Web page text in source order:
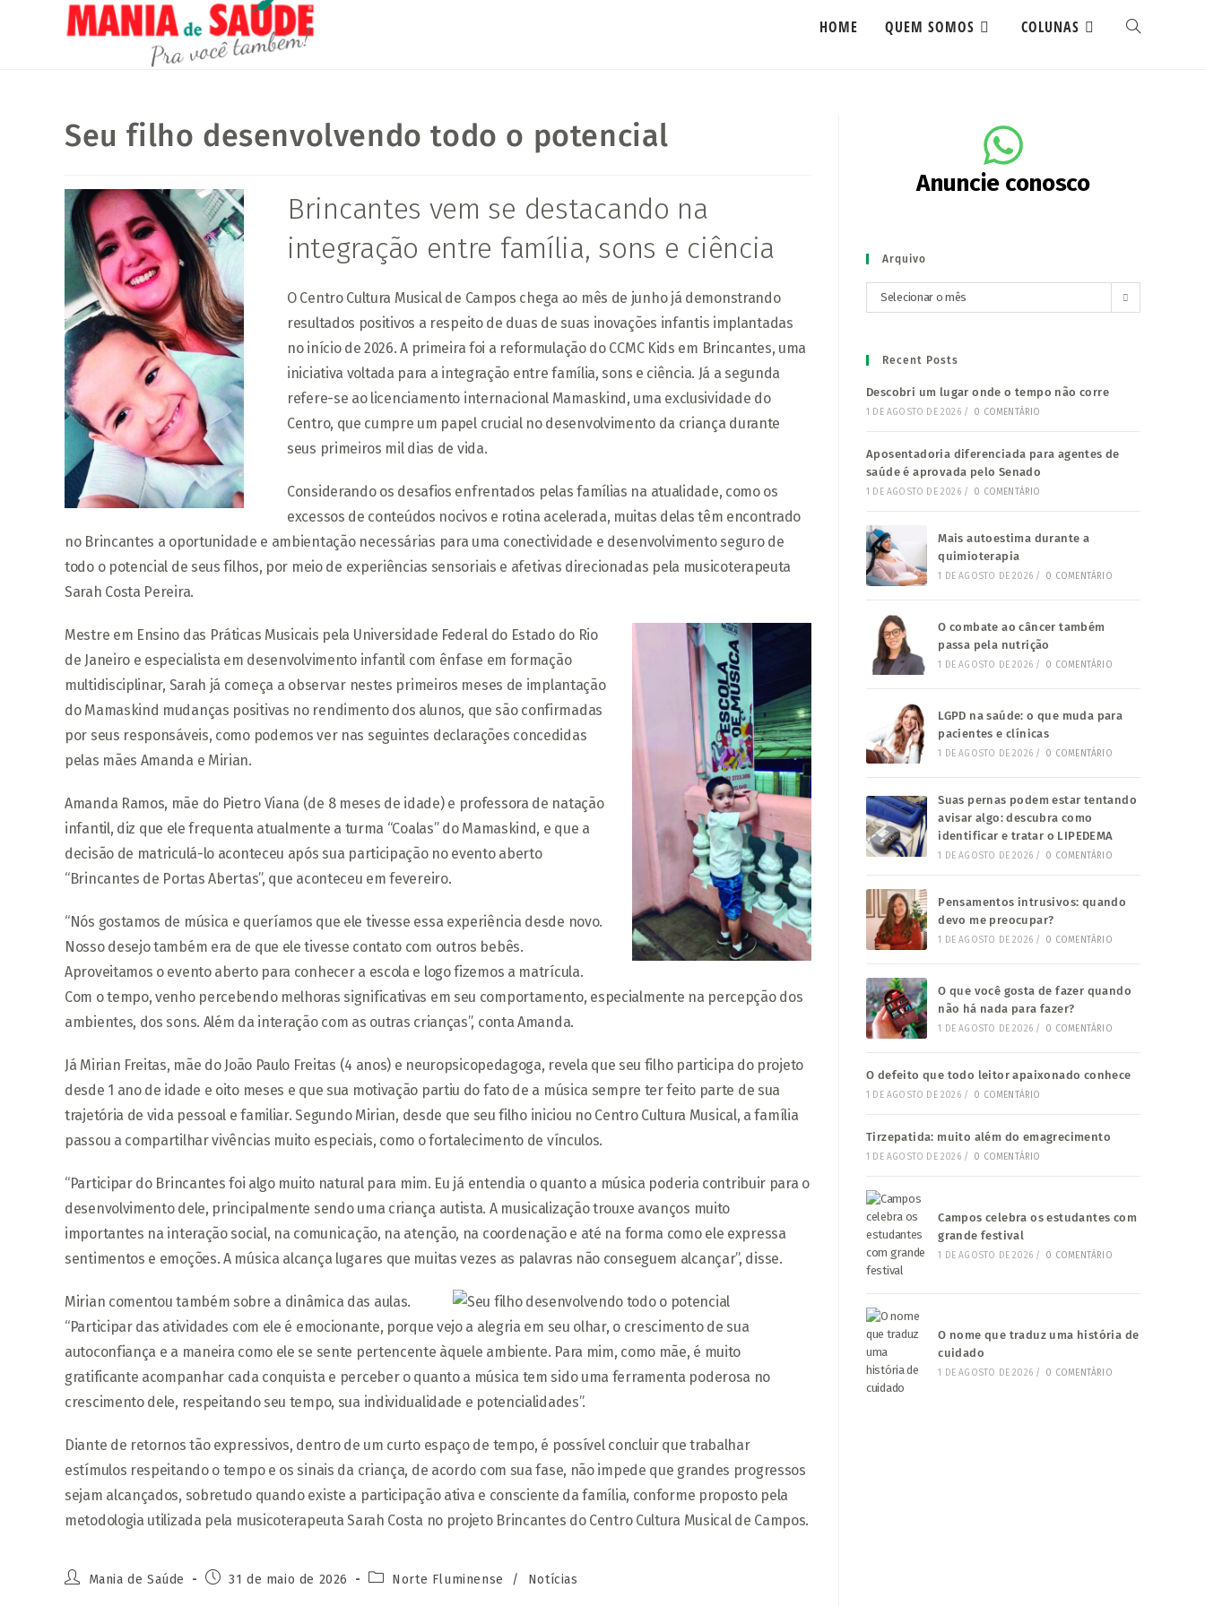
HOME QUEM SOMOS COLUNAS
Seu filho desenvolvendo todo o potencial
Brincantes vem se destacando na
integração entre família, sons e ciência
O Centro Cultura Musical de Campos chega ao mês de junho já demonstrando
resultados positivos a respeito de duas de suas inovações infantis implantadas
no início de 2026. A primeira foi a reformulação do CCMC Kids em Brincantes, uma
iniciativa voltada para a integração entre família, sons e ciência. Já a segunda
refere-se ao licenciamento internacional Mamaskind, uma exclusividade do
Centro, que cumpre um papel crucial no desenvolvimento da criança durante
seus primeiros mil dias de vida.
Considerando os desafios enfrentados pelas famílias na atualidade, como os
excessos de conteúdos nocivos e rotina acelerada, muitas delas têm encontrado
no Brincantes a oportunidade e ambientação necessárias para uma conectividade e desenvolvimento seguro de
todo o potencial de seus filhos, por meio de experiências sensoriais e afetivas direcionadas pela musicoterapeuta
Sarah Costa Pereira.
Mestre em Ensino das Práticas Musicais pela Universidade Federal do Estado do Rio
de Janeiro e especialista em desenvolvimento infantil com ênfase em formação
multidisciplinar, Sarah já começa a observar nestes primeiros meses de implantação
do Mamaskind mudanças positivas no rendimento dos alunos, que são confirmadas
por seus responsáveis, como podemos ver nas seguintes declarações concedidas
pelas mães Amanda e Mirian.
Amanda Ramos, mãe do Pietro Viana (de 8 meses de idade) e professora de natação
infantil, diz que ele frequenta atualmente a turma “Coalas” do Mamaskind, e que a
decisão de matriculá-lo aconteceu após sua participação no evento aberto
“Brincantes de Portas Abertas”, que aconteceu em fevereiro.
“Nós gostamos de música e queríamos que ele tivesse essa experiência desde novo.
Nosso desejo também era de que ele tivesse contato com outros bebês.
Aproveitamos o evento aberto para conhecer a escola e logo fizemos a matrícula.
Com o tempo, venho percebendo melhoras significativas em seu comportamento, especialmente na percepção dos
ambientes, dos sons. Além da interação com as outras crianças”, conta Amanda.
Já Mirian Freitas, mãe do João Paulo Freitas (4 anos) e neuropsicopedagoga, revela que seu filho participa do projeto
desde 1 ano de idade e oito meses e que sua motivação partiu do fato de a música sempre ter feito parte de sua
trajetória de vida pessoal e familiar. Segundo Mirian, desde que seu filho iniciou no Centro Cultura Musical, a família
passou a compartilhar vivências muito especiais, como o fortalecimento de vínculos.
“Participar do Brincantes foi algo muito natural para mim. Eu já entendia o quanto a música poderia contribuir para o
desenvolvimento dele, principalmente sendo uma criança autista. A musicalização trouxe avanços muito
importantes na interação social, na comunicação, na atenção, na coordenação e até na forma como ele expressa
sentimentos e emoções. A música alcança lugares que muitas vezes as palavras não conseguem alcançar”, disse.
Mirian comentou também sobre a dinâmica das aulas.
“Participar das atividades com ele é emocionante, porque vejo a alegria em seu olhar, o crescimento de sua
autoconfiança e a maneira como ele se sente pertencente àquele ambiente. Para mim, como mãe, é muito
gratificante acompanhar cada conquista e perceber o quanto a música tem sido uma ferramenta poderosa no
crescimento dele, respeitando seu tempo, sua individualidade e potencialidades”.
Diante de retornos tão expressivos, dentro de um curto espaço de tempo, é possível concluir que trabalhar
estímulos respeitando o tempo e os sinais da criança, de acordo com sua fase, não impede que grandes progressos
sejam alcançados, sobretudo quando existe a participação ativa e consciente da família, conforme proposto pela
metodologia utilizada pela musicoterapeuta Sarah Costa no projeto Brincantes do Centro Cultura Musical de Campos.
Mania de Saúde 31 de maio de 2026 Norte Fluminense / Notícias
Anuncie conosco
Arquivo
Selecionar o mês
Recent Posts
Descobri um lugar onde o tempo não corre
1 DE AGOSTO DE 2026 / 0 COMENTÁRIO
Aposentadoria diferenciada para agentes de
saúde é aprovada pelo Senado
1 DE AGOSTO DE 2026 / 0 COMENTÁRIO
Mais autoestima durante a
quimioterapia
1 DE AGOSTO DE 2026 / 0 COMENTÁRIO
O combate ao câncer também
passa pela nutrição
1 DE AGOSTO DE 2026 / 0 COMENTÁRIO
LGPD na saúde: o que muda para
pacientes e clínicas
1 DE AGOSTO DE 2026 / 0 COMENTÁRIO
Suas pernas podem estar tentando
avisar algo: descubra como
identificar e tratar o LIPEDEMA
1 DE AGOSTO DE 2026 / 0 COMENTÁRIO
Pensamentos intrusivos: quando
devo me preocupar?
1 DE AGOSTO DE 2026 / 0 COMENTÁRIO
O que você gosta de fazer quando
não há nada para fazer?
1 DE AGOSTO DE 2026 / 0 COMENTÁRIO
O defeito que todo leitor apaixonado conhece
1 DE AGOSTO DE 2026 / 0 COMENTÁRIO
Tirzepatida: muito além do emagrecimento
1 DE AGOSTO DE 2026 / 0 COMENTÁRIO
Campos celebra os estudantes com
grande festival
1 DE AGOSTO DE 2026 / 0 COMENTÁRIO
O nome que traduz uma história de
cuidado
1 DE AGOSTO DE 2026 / 0 COMENTÁRIO